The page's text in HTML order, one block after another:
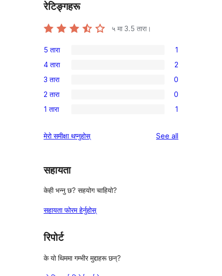
रेटिङ्गहरू
५ मा3.5 तारा।
1
5-
तारा
समीक्षा
5 तारा 1
2
4-
तारा
समीक्षाहरू
4 तारा 2
0
3-
तारा
3 तारा 0
0
2-
समीक्षाहरू
2 तारा 0
1
तारा
1 तारा 1
मेरो समीक्षा थप्नुहोस् See all
सहायता
केही भन्नु छ? सहयोग चाहियो?
सहायता फोरम हेर्नुहोस्
रिपोर्ट
के यो थिममा गम्भीर मुद्दाहरू छन्?